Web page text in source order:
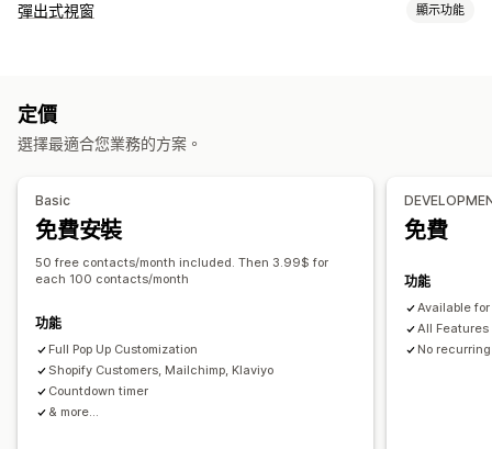
彈出式視窗 顯示功能
定價
選擇最適合您業務的方案。
Basic
免費安裝
50 free contacts/month included. Then 3.99$ for
each 100 contacts/month
功能
Full Pop Up Customization
Shopify Customers, Mailchimp, Klaviyo
Countdown timer
& more...
免費
功能
Available
All
No